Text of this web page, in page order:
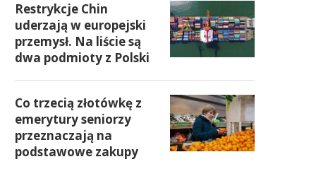
Restrykcje Chin
uderzają w europejski
przemysł. Na liście są
dwa podmioty z Polski
Co trzecią złotówkę z
emerytury seniorzy
przeznaczają na
podstawowe zakupy